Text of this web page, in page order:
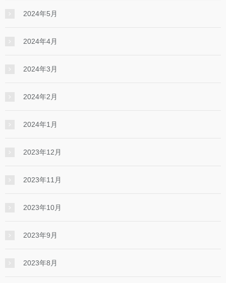
2024年5月
2024年4月
2024年3月
2024年2月
2024年1月
2023年12月
2023年11月
2023年10月
2023年9月
2023年8月